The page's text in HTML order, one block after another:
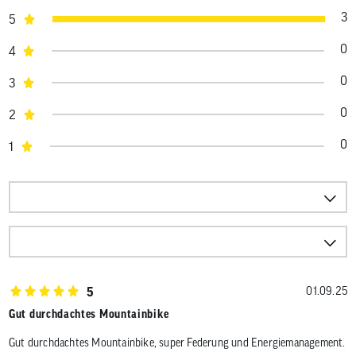
5 3
4 0
3 0
2 0
1 0
5
01.09.25
Gut durchdachtes Mountainbike
Gut durchdachtes Mountainbike, super Federung und Energiemanagement.